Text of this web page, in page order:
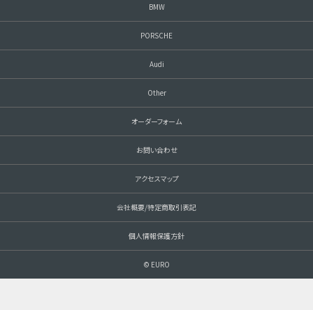
BMW
PORSCHE
Audi
Other
オーダーフォーム
お問い合わせ
アクセスマップ
会社概要/特定商取引表記
個人情報保護方針
© EURO